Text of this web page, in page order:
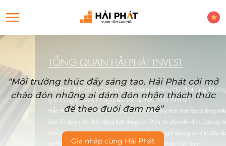
“Môi trường thúc đẩy sáng tạo, Hải Phát cởi mở
chào đón những ai dám đón nhận thách thức
để theo đuổi đam mê”
Gia nhập cùng Hải Phát